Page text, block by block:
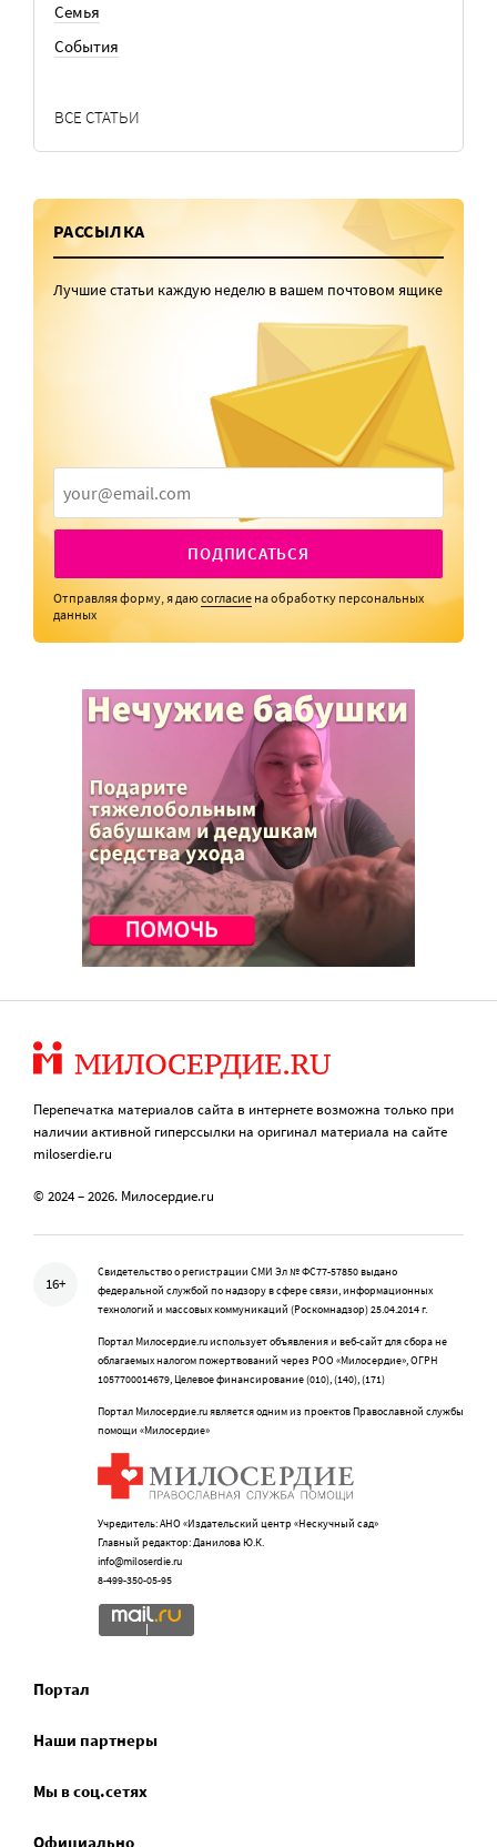
Семья
События
ВСЕ СТАТЬИ
РАССЫЛКА
Лучшие статьи каждую неделю в вашем почтовом ящике
ПОДПИСАТЬСЯ
Отправляя форму, я даюсогласие на обработку персональных
данных
Перепечатка материалов сайта в интернете возможна только при
наличии активной гиперссылки на оригинал материала на сайте
miloserdie.ru
© 2024 – 2026. Милосердие.ru
16+
Свидетельство о регистрации СМИ Эл № ФС77-57850 выдано
федеральной службой по надзору в сфере связи, информационных
технологий и массовых коммуникаций (Роскомнадзор) 25.04.2014 г.
Портал Милосердие.ru использует объявления и веб-сайт для сбора не
облагаемых налогом пожертвований через РОО «Милосердие», ОГРН
1057700014679, Целевое финансирование (010), (140), (171)
Портал Милосердие.ru является одним из проектов Православной службы
помощи «Милосердие»
Учредитель: АНО «Издательский центр «Нескучный сад»
Главный редактор: Данилова Ю.К.
info@miloserdie.ru
8-499-350-05-95
Портал
Наши партнеры
Мы в соц.сетях
Официально